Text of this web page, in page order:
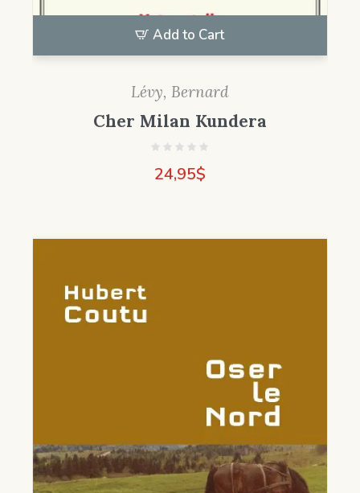
Add to Cart
Lévy, Bernard
Cher Milan Kundera
24,95$